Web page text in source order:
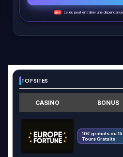
18+ Le jeu peut entraîner une
TOP SITES
CASINO BONUS
10€ gratuits ou 15
Tours Gratuits